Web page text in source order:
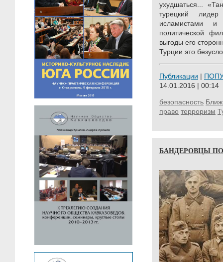
ухудшаться...
турецкий
исламистами
политической
выгоды его
Турции это
Публикации |
14.01.2016 | 00:14
безопасность
право терроризм
БАНДЕРОВЦЫ